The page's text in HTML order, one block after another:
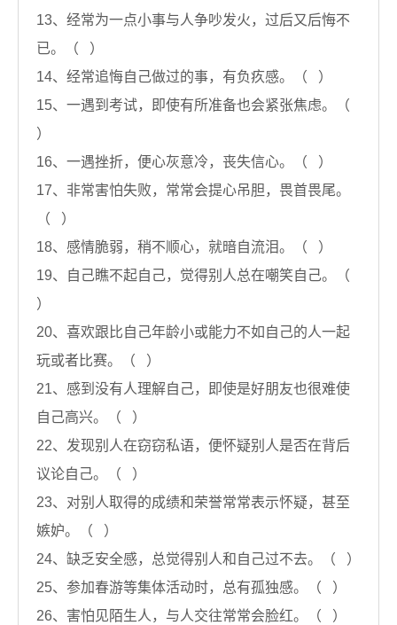
13、经常为一点小事与人争吵发火，过后又后悔不
已。（ ）
14、经常追悔自己做过的事，有负疚感。（ ）
15、一遇到考试，即使有所准备也会紧张焦虑。（
）
16、一遇挫折，便心灰意冷，丧失信心。（ ）
17、非常害怕失败，常常会提心吊胆，畏首畏尾。
（ ）
18、感情脆弱，稍不顺心，就暗自流泪。（ ）
19、自己瞧不起自己，觉得别人总在嘲笑自己。（
）
20、喜欢跟比自己年龄小或能力不如自己的人一起
玩或者比赛。（ ）
21、感到没有人理解自己，即使是好朋友也很难使
自己高兴。（ ）
22、发现别人在窃窃私语，便怀疑别人是否在背后
议论自己。（ ）
23、对别人取得的成绩和荣誉常常表示怀疑，甚至
嫉妒。（ ）
24、缺乏安全感，总觉得别人和自己过不去。（ ）
25、参加春游等集体活动时，总有孤独感。（ ）
26、害怕见陌生人，与人交往常常会脸红。（ ）